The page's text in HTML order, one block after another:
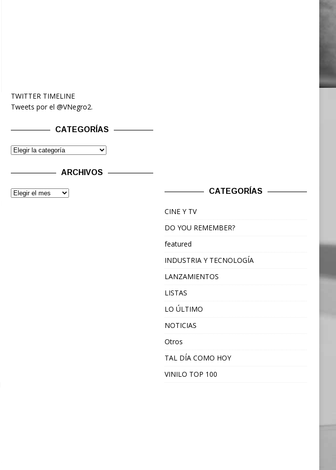
TWITTER TIMELINE
Tweets por el @VNegro2.
CATEGORÍAS
ARCHIVOS
CATEGORÍAS
CINE Y TV
DO YOU REMEMBER?
featured
INDUSTRIA Y TECNOLOGÍA
LANZAMIENTOS
LISTAS
LO ÚLTIMO
NOTICIAS
Otros
TAL DÍA COMO HOY
VINILO TOP 100